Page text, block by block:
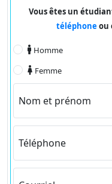
Vous êtes un
téléphoneou
Homme
Femme
Nom et prénom
Téléphone